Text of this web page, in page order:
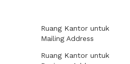
Ruang Kantor untuk
Mailing Address
Ruang Kantor untuk